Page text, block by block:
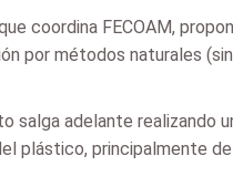
coordina FECOAM,
por métodos naturales
salga adelante
plástico, principalmente